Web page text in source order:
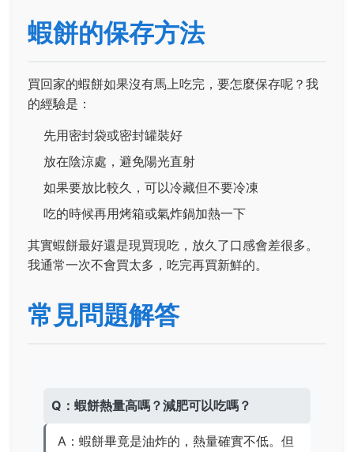
蝦餅的保存方法
買回家的蝦餅如果沒有馬上吃完，要怎麼保存呢？我
的經驗是：
先用密封袋或密封罐裝好
放在陰涼處，避免陽光直射
如果要放比較久，可以冷藏但不要冷凍
吃的時候再用烤箱或氣炸鍋加熱一下
其實蝦餅最好還是現買現吃，放久了口感會差很多。
我通常一次不會買太多，吃完再買新鮮的。
常見問題解答
Q：蝦餅熱量高嗎？減肥可以吃嗎？
A：蝦餅畢竟是油炸的，熱量確實不低。但